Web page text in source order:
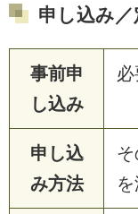
申し込み／
事前申
し込み
申し込
み方法